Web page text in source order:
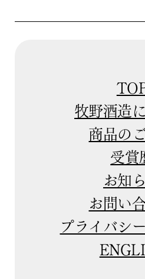
牧野酒造
商品の
受賞
お知
お問い
プライバシ